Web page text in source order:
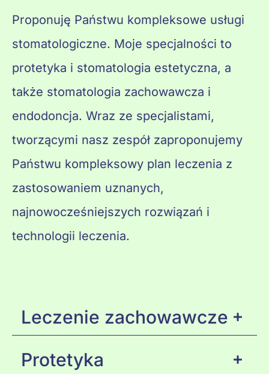
Proponuję Państwu kompleksowe usługi
stomatologiczne. Moje specjalności to
protetyka i stomatologia estetyczna, a
także stomatologia zachowawcza i
endodoncja. Wraz ze specjalistami,
tworzącymi nasz zespół zaproponujemy
Państwu kompleksowy plan leczenia z
zastosowaniem uznanych,
najnowocześniejszych rozwiązań i
technologii leczenia.
Leczenie zachowawcze
Protetyka